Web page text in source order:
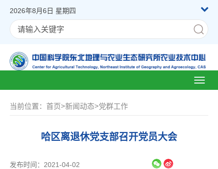
2026年8月6日 星期四
当前位置： 首页>新闻动态>党群工作
哈区离退休党支部召开党员大会
发布时间：2021-04-02